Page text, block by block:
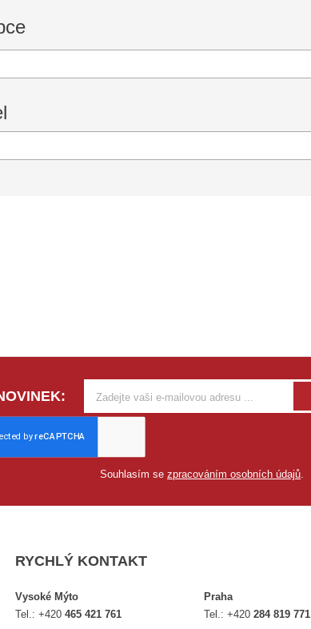
Souhlasím se zpracováním osobních údajů.
RYCHLÝ KONTAKT
Vysoké Mýto
Tel.:+420465 421 761
Praha
Tel.:+420284 819 771